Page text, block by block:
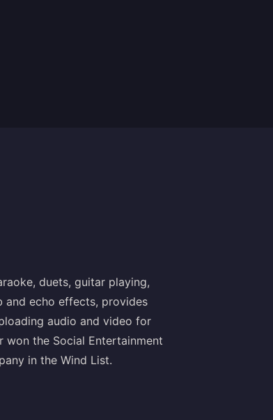
duets, guitar playing,
and echo effects, provides
audio and video for
won the Social Entertainment
in the Wind List.